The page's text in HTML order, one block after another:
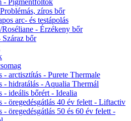
- Pigmentfoltok
zíros bőr
arc- és testápolás
Roséliane - Érzékeny bőr
Száraz bőr
- arctisztítás - Purete Thermale
- hidratálás - Aqualia Thermál
- ideális bőrért - Idealia
- öregedésgátlás 40 év felett - Liftactiv
- öregedésgátlás 50 és 60 év felett -